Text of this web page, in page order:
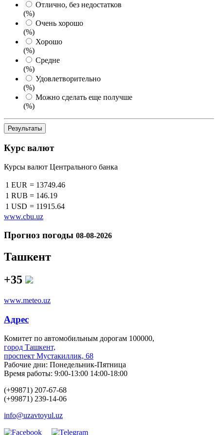
Отлично, без недостатков
(%)
Очень хорошо
(%)
Хорошо
(%)
Средне
(%)
Удовлетворительно
(%)
Можно сделать еще получше
(%)
Результаты
Курс валют
Курсы валют Центрального банка
1 EUR = 13749.46
1 RUB = 146.19
1 USD = 11915.64
www.cbu.uz
Прогноз погоды 08-08-2026
Ташкент
+35
www.meteo.uz
Адрес
Комитет по автомобильным дорогам 100000,
город Ташкент,
проспект Мустакиллик, 68
Рабочие дни: Понедельник-Пятница
Время работы: 9:00-13:00 14:00-18:00
(+99871) 207-67-68
(+99871) 239-14-06
info@uzavtoyul.uz